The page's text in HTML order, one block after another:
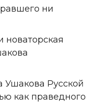
ни
новаторская
Русской
как праведного